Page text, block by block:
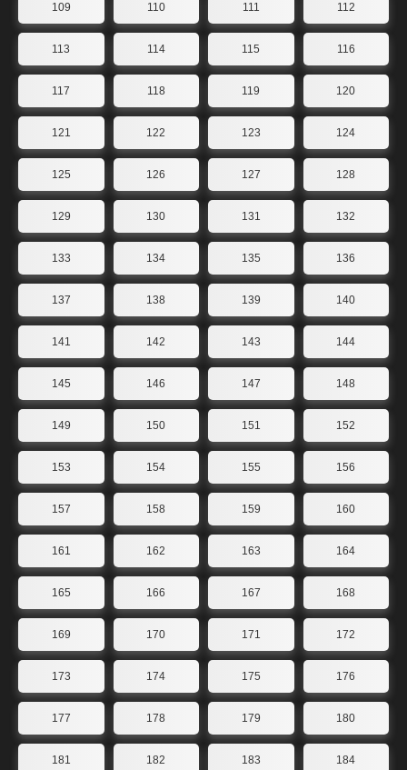
109 110 111 112
113 114 115 116
117 118 119 120
121 122 123 124
125 126 127 128
129 130 131 132
133 134 135 136
137 138 139 140
141 142 143 144
145 146 147 148
149 150 151 152
153 154 155 156
157 158 159 160
161 162 163 164
165 166 167 168
169 170 171 172
173 174 175 176
177 178 179 180
181 182 183 184